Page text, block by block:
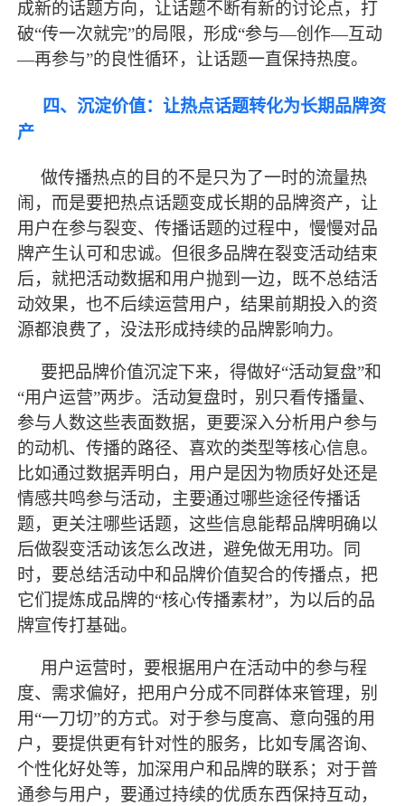
成新的话题方向，让话题不断有新的讨论点，打
破“传一次就完”的局限，形成“参与—创作—互动
—再参与”的良性循环，让话题一直保持热度。
四、沉淀价值：让热点话题转化为长期品牌资
产
做传播热点的目的不是只为了一时的流量热
闹，而是要把热点话题变成长期的品牌资产，让
用户在参与裂变、传播话题的过程中，慢慢对品
牌产生认可和忠诚。但很多品牌在裂变活动结束
后，就把活动数据和用户抛到一边，既不总结活
动效果，也不后续运营用户，结果前期投入的资
源都浪费了，没法形成持续的品牌影响力。
要把品牌价值沉淀下来，得做好“活动复盘”和
“用户运营”两步。活动复盘时，别只看传播量、
参与人数这些表面数据，更要深入分析用户参与
的动机、传播的路径、喜欢的类型等核心信息。
比如通过数据弄明白，用户是因为物质好处还是
情感共鸣参与活动，主要通过哪些途径传播话
题，更关注哪些话题，这些信息能帮品牌明确以
后做裂变活动该怎么改进，避免做无用功。同
时，要总结活动中和品牌价值契合的传播点，把
它们提炼成品牌的“核心传播素材”，为以后的品
牌宣传打基础。
用户运营时，要根据用户在活动中的参与程
度、需求偏好，把用户分成不同群体来管理，别
用“一刀切”的方式。对于参与度高、意向强的用
户，要提供更有针对性的服务，比如专属咨询、
个性化好处等，加深用户和品牌的联系；对于普
通参与用户，要通过持续的优质东西保持互动，